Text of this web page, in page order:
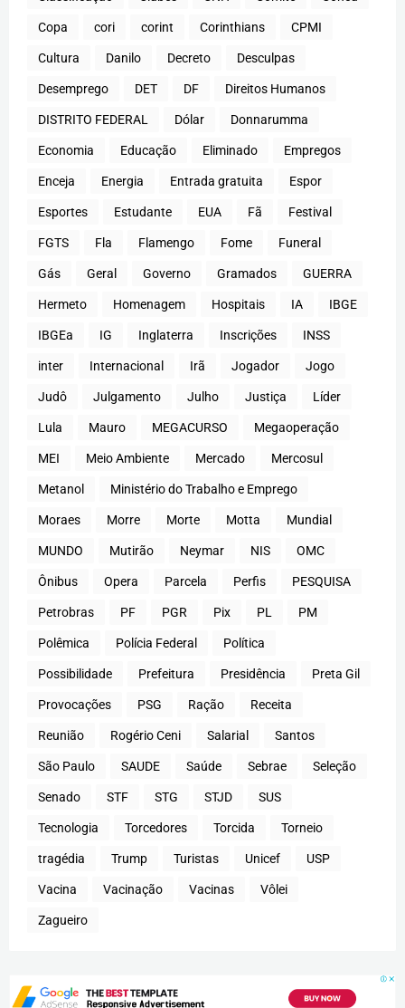
Copa cori corint Corinthians CPMI
Cultura Danilo Decreto Desculpas
Desemprego DET DF Direitos Humanos
DISTRITO FEDERAL Dólar Donnarumma
Economia Educação Eliminado Empregos
Enceja Energia Entrada gratuita Espor
Esportes Estudante EUA Fã Festival
FGTS Fla Flamengo Fome Funeral
Gás Geral Governo Gramados GUERRA
Hermeto Homenagem Hospitais IA IBGE
IBGEa IG Inglaterra Inscrições INSS
inter Internacional Irã Jogador Jogo
Judô Julgamento Julho Justiça Líder
Lula Mauro MEGACURSO Megaoperação
MEI Meio Ambiente Mercado Mercosul
Metanol Ministério do Trabalho e Emprego
Moraes Morre Morte Motta Mundial
MUNDO Mutirão Neymar NIS OMC
Ônibus Opera Parcela Perfis PESQUISA
Petrobras PF PGR Pix PL PM
Polêmica Polícia Federal Política
Possibilidade Prefeitura Presidência Preta Gil
Provocações PSG Ração Receita
Reunião Rogério Ceni Salarial Santos
São Paulo SAUDE Saúde Sebrae Seleção
Senado STF STG STJD SUS
Tecnologia Torcedores Torcida Torneio
tragédia Trump Turistas Unicef USP
Vacina Vacinação Vacinas Vôlei
Zagueiro